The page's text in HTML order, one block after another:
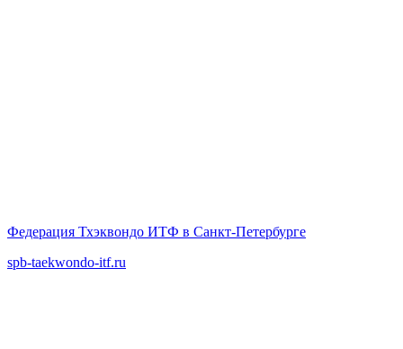
Федерация Тхэквондо ИТФ в Санкт-Петербурге
spb-taekwondo-itf.ru